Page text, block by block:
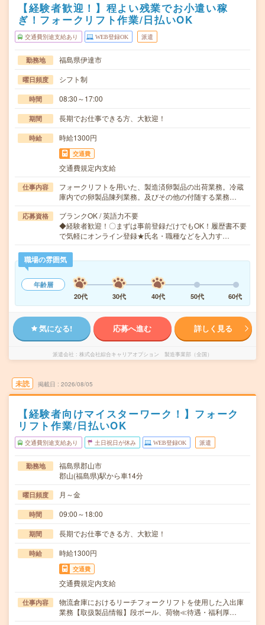
【経験者歓迎！】程よい残業でお小遣い稼
ぎ！フォークリフト作業/日払いOK
交通費別途支給あり WEB登録OK 派遣
勤務地 福島県伊達市
曜日頻度 シフト制
時間 08:30～17:00
期間 長期でお仕事できる方、大歓迎！
時給 時給1300円
交通費
交通費規定内支給
仕事内容
フォークリフトを用いた、製造済卵製品の出荷業務。冷蔵
庫内での卵製品陳列業務。及びその他の付随する業務…
応募資格
ブランクOK / 英語力不要
◆経験者歓迎！〇まずは事前登録だけでもOK！履歴書不要
で気軽にオンライン登録★氏名・職種などを入力す…
職場の雰囲気
年齢層
20代
30代 40代 50代 60代
気になる! 応募へ進む 詳しく見る
派遣会社 株式会社綜合キャリアオプション 製造事業部（全国）
未読 掲載日 2026/08/05
【経験者向けマイスターワーク！】フォーク
リフト作業/日払いOK
交通費別途支給あり 土日祝日が休み WEB登録OK 派遣
勤務地
福島県郡山市
郡山(福島県)駅から車14分
曜日頻度 月～金
時間 09:00～18:00
期間 長期でお仕事できる方、大歓迎！
時給 時給1300円
交通費
交通費規定内支給
仕事内容
物流倉庫におけるリーチフォークリフトを使用した入出庫
業務【取扱製品情報】段ボール、荷物≪待遇・福利厚…